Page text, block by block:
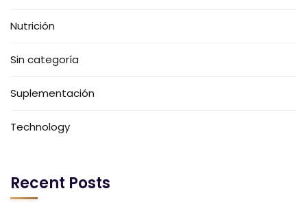
Nutrición
Sin categoría
Suplementación
Technology
Recent Posts